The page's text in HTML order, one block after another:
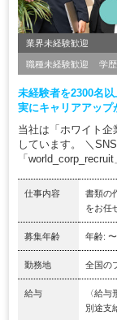
業界未経験歓迎
職種未経験歓迎 学
未経験者を2300名
実にキャリアアップ
当社は「ホワイト
しています。 ＼
「
仕事内容
書類の
をお任
募集年齢 年齢:
勤務地 全国の
給与
〈給
別途支